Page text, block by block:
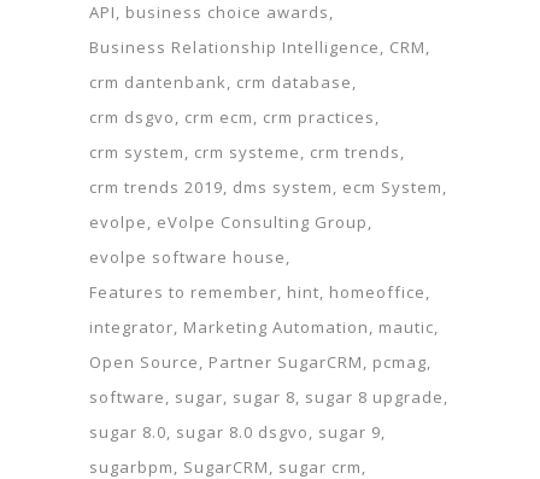
API
business choice awards
Business Relationship Intelligence
CRM
crm dantenbank crm database
crm dsgvo
crm ecm
crm practices
crm system
crm systeme
crm trends
crm trends 2019 dms system
ecm System
evolpe
eVolpe Consulting Group
evolpe software house
Features to remember hint homeoffice
integrator Marketing Automation
mautic
Open Source
Partner SugarCRM
pcmag
software
sugar sugar 8 sugar 8 upgrade
sugar 8.0 sugar 8.0 dsgvo
sugar 9
sugarbpm
SugarCRM
sugar crm